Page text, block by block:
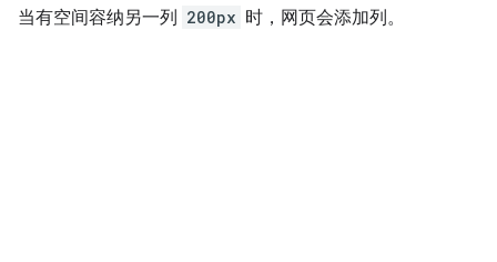
当有空间容纳另一列 200px 时，网页会添加列。